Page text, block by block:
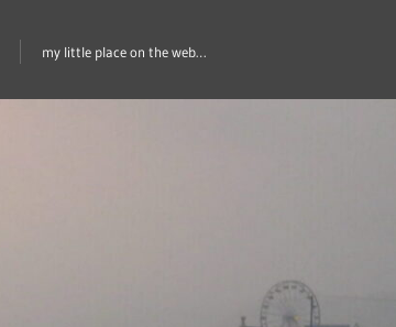
my little place on the web…